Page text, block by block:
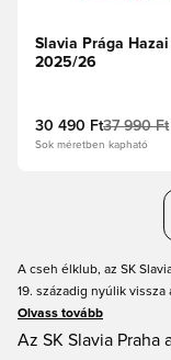
Slavia Prága
2025/26
30 490 Ft37 990 Ft
Sok méretben kapható
A cseh élklub, az SK
19. századig nyúlik
gyönyörű megjelenésű, a
címerrel. A Unisportnál
Olvass tovább
Az SK Slavia